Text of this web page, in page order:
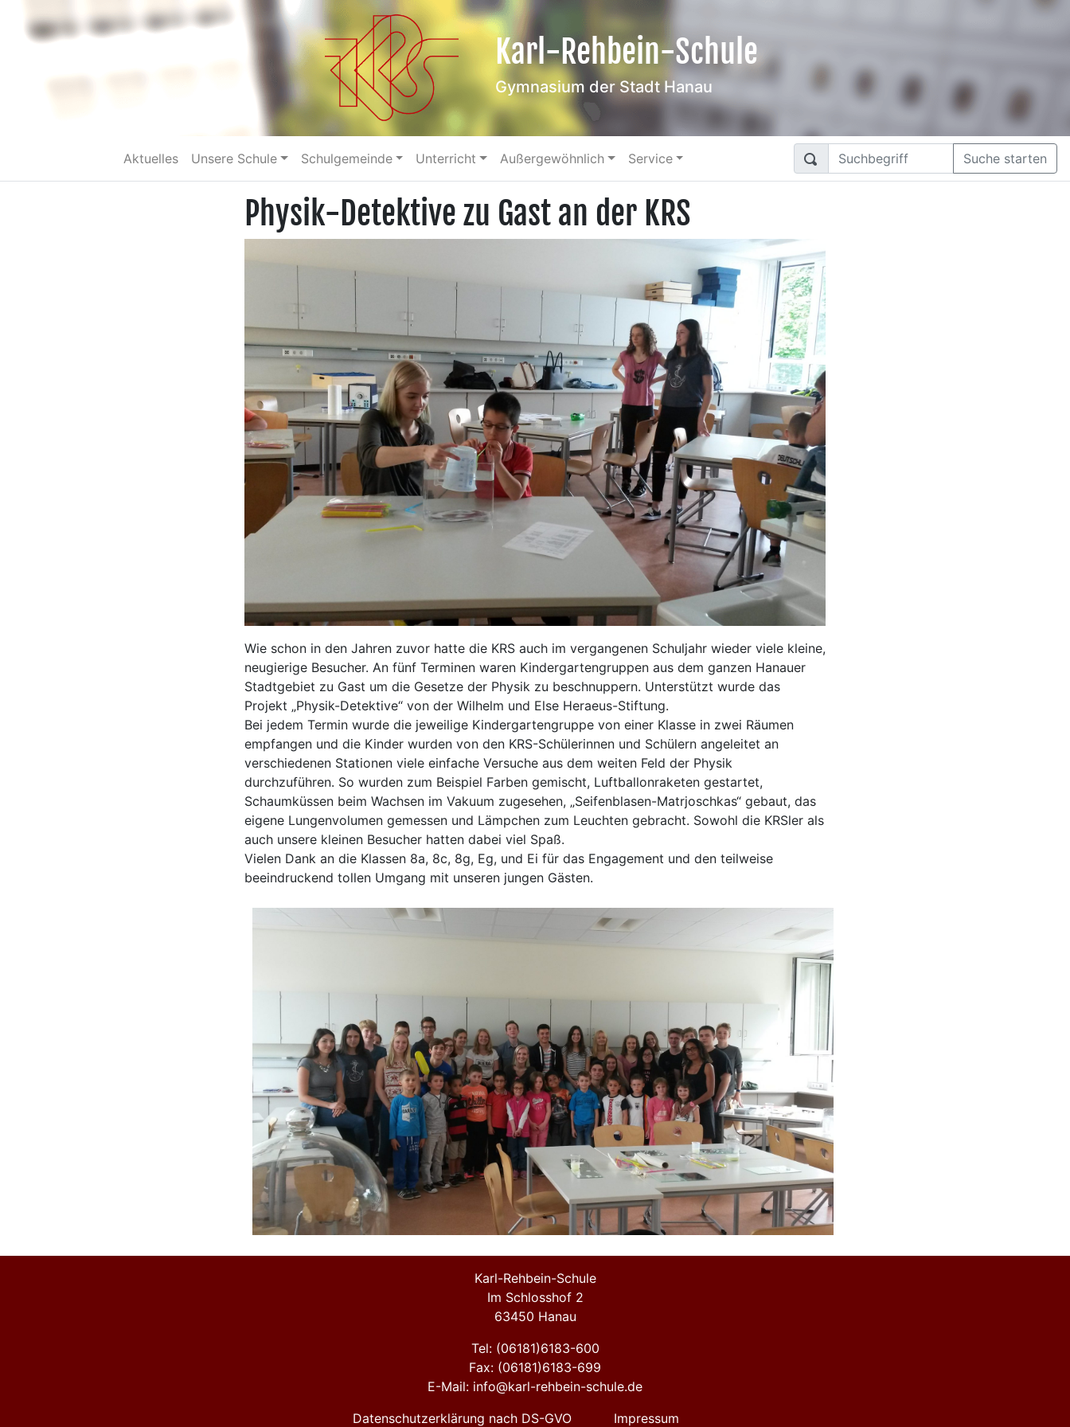
Karl-Rehbein-Schule
Gymnasium der Stadt Hanau
Aktuelles Unsere Schule Schulgemeinde Unterricht Außergewöhnlich Service Suche starten
Physik-Detektive zu Gast an der KRS
Wie schon in den Jahren zuvor hatte die KRS auch im vergangenen Schuljahr wieder viele kleine,
neugierige Besucher. An fünf Terminen waren Kindergartengruppen aus dem ganzen Hanauer
Stadtgebiet zu Gast um die Gesetze der Physik zu beschnuppern. Unterstützt wurde das
Projekt „Physik-Detektive“ von der Wilhelm und Else Heraeus-Stiftung.
Bei jedem Termin wurde die jeweilige Kindergartengruppe von einer Klasse in zwei Räumen
empfangen und die Kinder wurden von den KRS-Schülerinnen und Schülern angeleitet an
verschiedenen Stationen viele einfache Versuche aus dem weiten Feld der Physik
durchzuführen. So wurden zum Beispiel Farben gemischt, Luftballonraketen gestartet,
Schaumküssen beim Wachsen im Vakuum zugesehen, „Seifenblasen-Matrjoschkas“ gebaut, das
eigene Lungenvolumen gemessen und Lämpchen zum Leuchten gebracht. Sowohl die KRSler als
auch unsere kleinen Besucher hatten dabei viel Spaß.
Vielen Dank an die Klassen 8a, 8c, 8g, Eg, und Ei für das Engagement und den teilweise
beeindruckend tollen Umgang mit unseren jungen Gästen.
Karl-Rehbein-Schule
Im Schlosshof 2
63450 Hanau
Tel: (06181)6183-600
Fax: (06181)6183-699
E-Mail: info@karl-rehbein-schule.de
Datenschutzerklärung nach DS-GVO
Impressum